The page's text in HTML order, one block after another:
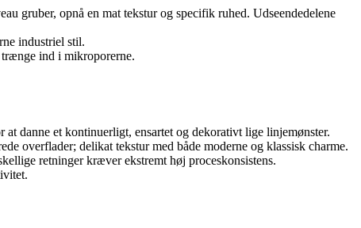
gruber, opnå en mat tekstur og specifik ruhed. Udseendedelene
industriel stil.
ind i mikroporerne.
danne et kontinuerligt, ensartet og dekorativt lige linjemønster.
overflader; delikat tekstur med både moderne og klassisk charme.
retninger kræver ekstremt høj proceskonsistens.